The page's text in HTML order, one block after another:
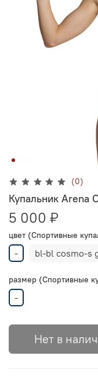
(0)
Купальник Arena
5 000 ₽
цвет (Спортивные
- bl-bl cosmo-s
размер (Спортивные
-
Нет в